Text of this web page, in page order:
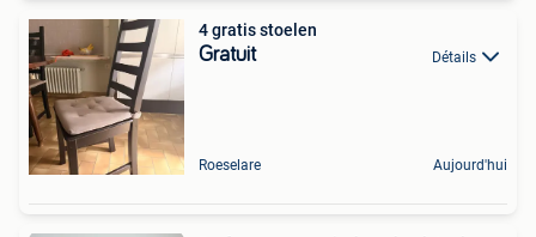
4 gratis stoelen
Gratuit Détails
Roeselare Aujourd'hui